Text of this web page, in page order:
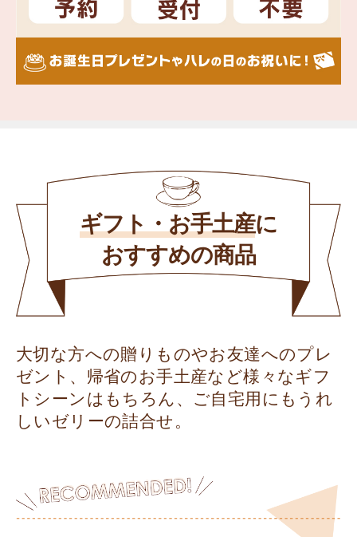
ギフト・お手土産に
おすすめの商品
大切な方への贈りものやお友達へのプレ
ゼント、帰省のお手土産など様々なギフ
トシーンはもちろん、ご自宅用にもうれ
しいゼリーの詰合せ。